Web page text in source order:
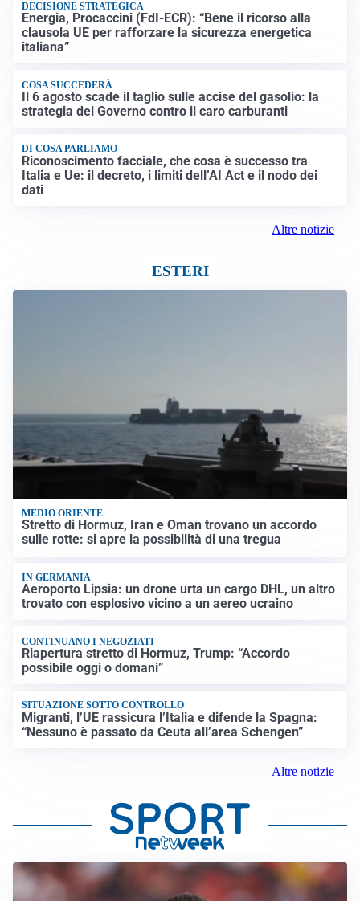
DECISIONE STRATEGICA
Energia, Procaccini (FdI-ECR): “Bene il ricorso alla
clausola UE per rafforzare la sicurezza energetica
italiana”
COSA SUCCEDERÀ
Il 6 agosto scade il taglio sulle accise del gasolio: la
strategia del Governo contro il caro carburanti
DI COSA PARLIAMO
Riconoscimento facciale, che cosa è successo tra
Italia e Ue: il decreto, i limiti dell’AI Act e il nodo dei
dati
Altre notizie
ESTERI
MEDIO ORIENTE
Stretto di Hormuz, Iran e Oman trovano un accordo
sulle rotte: si apre la possibilità di una tregua
IN GERMANIA
Aeroporto Lipsia: un drone urta un cargo DHL, un altro
trovato con esplosivo vicino a un aereo ucraino
CONTINUANO I NEGOZIATI
Riapertura stretto di Hormuz, Trump: “Accordo
possibile oggi o domani”
SITUAZIONE SOTTO CONTROLLO
Migranti, l’UE rassicura l’Italia e difende la Spagna:
“Nessuno è passato da Ceuta all’area Schengen”
Altre notizie